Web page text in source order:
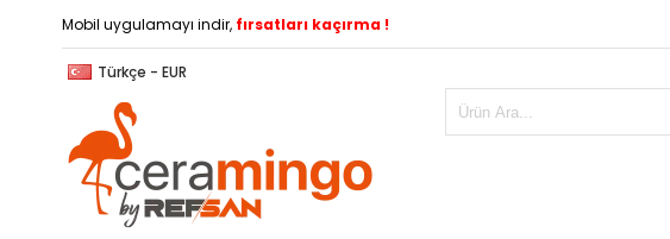
Mobil uygulamayı indir, fırsatları kaçırma !
Türkçe - EUR